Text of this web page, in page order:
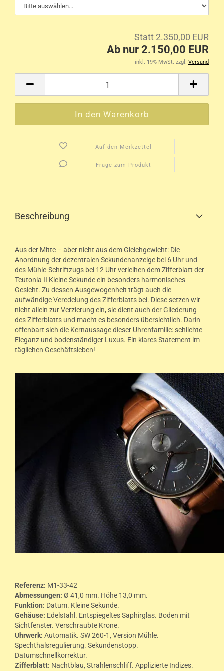
Statt 2.350,00 EUR
Ab nur 2.150,00 EUR
inkl. 19% MwSt. zzgl. Versand
Auf den Merkzettel
Frage zum Produkt
Beschreibung
Aus der Mitte – aber nicht aus dem Gleichgewicht: Die
Anordnung der dezentralen Sekundenanzeige bei 6 Uhr und
des Mühle-Schriftzugs bei 12 Uhr verleihen dem Zifferblatt der
Teutonia II Kleine Sekunde ein besonders harmonisches
Gesicht. Zu dessen Ausgewogenheit trägt auch die
aufwändige Veredelung des Zifferblatts bei. Diese setzen wir
nicht allein zur Verzierung ein, sie dient auch der Gliederung
des Zifferblatts und macht es besonders übersichtlich. Darin
offenbart sich die Kernaussage dieser Uhrenfamilie: schlichte
Eleganz und bodenständiger Luxus. Ein klares Statement im
täglichen Geschäftsleben!
Referenz: M1-33-42
Abmessungen: Ø 41,0 mm. Höhe 13,0 mm.
Funktion: Datum. Kleine Sekunde.
Gehäuse: Edelstahl. Entspiegeltes Saphirglas. Boden mit
Sichtfenster. Verschraubte Krone.
Uhrwerk: Automatik. SW 260-1, Version Mühle.
Spechthalsregulierung. Sekundenstopp.
Datumschnellkorrektur.
Zifferblatt: Nachtblau, Strahlenschliff. Applizierte Indizes.